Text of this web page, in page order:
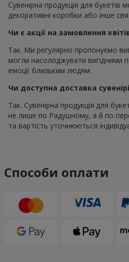
Сувенірна продукція для букетів
декоративні коробки або інше
Чи є акції на замовлення
Так. Ми регулярно пропонуємо
могли насолоджувати вигідними
емоції близьким людям.
Чи доступна доставка
Так. Сувенірна продукція для
не лише по Радушному, а й по
та вартість уточнюються
Способи оплати